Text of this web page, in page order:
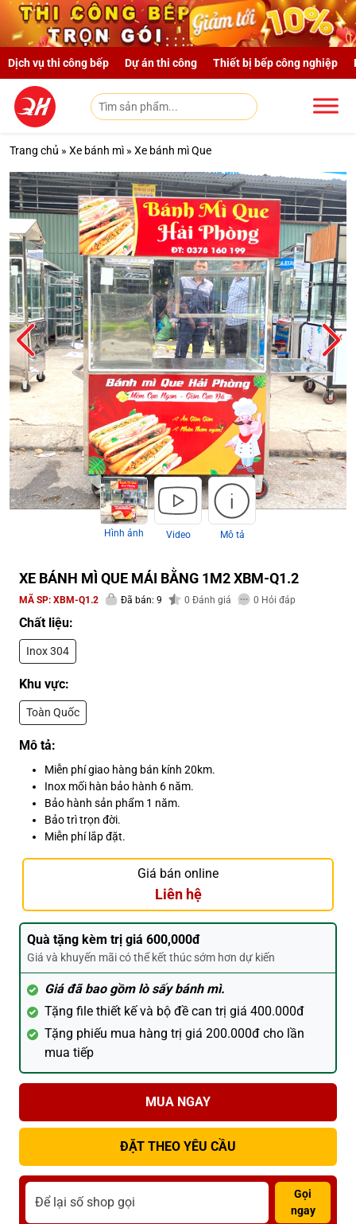
Skip to main content
Dịch vụ thi công bếp Dự án thi công Thiết bị bếp công nghiệp
Trang chủ » Xe bánh mì » Xe bánh mì Que
Hình ảnh Video Mô tả
XE BÁNH MÌ QUE MÁI BẰNG 1M2 XBM-Q1.2
MÃ SP: XBM-Q1.2 Đã bán: 9 0 Đánh giá 0 Hỏi đáp
Chất liệu:
Inox 304
Khu vực:
Toàn Quốc
Mô tả:
Miễn phí giao hàng bán kính 20km.
Inox mối hàn bảo hành 6 năm.
Bảo hành sản phẩm 1 năm.
Bảo trì trọn đời.
Miễn phí lắp đặt.
Giá bán online
Liên hệ
Quà tặng kèm trị giá 600,000đ
Giá và khuyến mãi có thể kết thúc sớm hơn dự kiến
Giá đã bao gồm lò sấy bánh mì.
Tặng file thiết kế và bộ đề can trị giá 400.000đ
Tặng phiếu mua hàng trị giá 200.000đ cho lần
mua tiếp
MUA NGAY
ĐẶT THEO YÊU CẦU
Gọi
ngay